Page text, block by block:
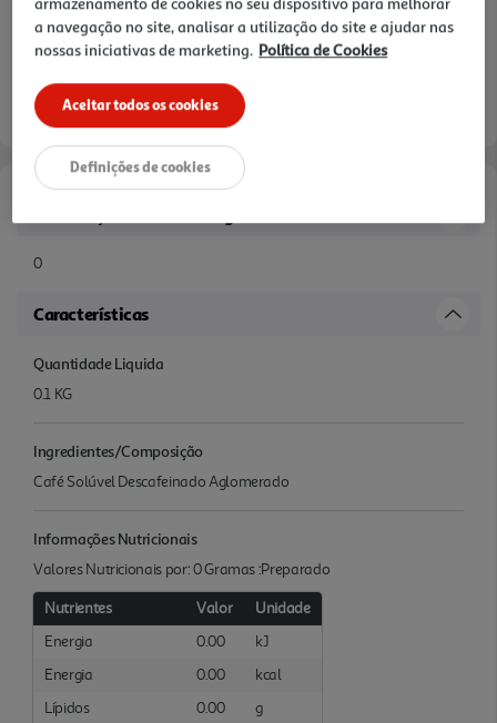
0
Características
Quantidade Liquida
0.1 KG
Ingredientes/Composição
Café Solúvel Descafeinado Aglomerado
Informações Nutricionais
Valores Nutricionais por: 0 Gramas :Preparado
Nutrientes Valor
Unidade
Energia
0.00
kJ
Energia
0.00
kcal
Lípidos
0.00
g
a navegação no site, analisar a utilização do site e ajudar nas
nossas iniciativas de marketing. Política de Cookies
Aceitar todos os cookies
Definições de cookies